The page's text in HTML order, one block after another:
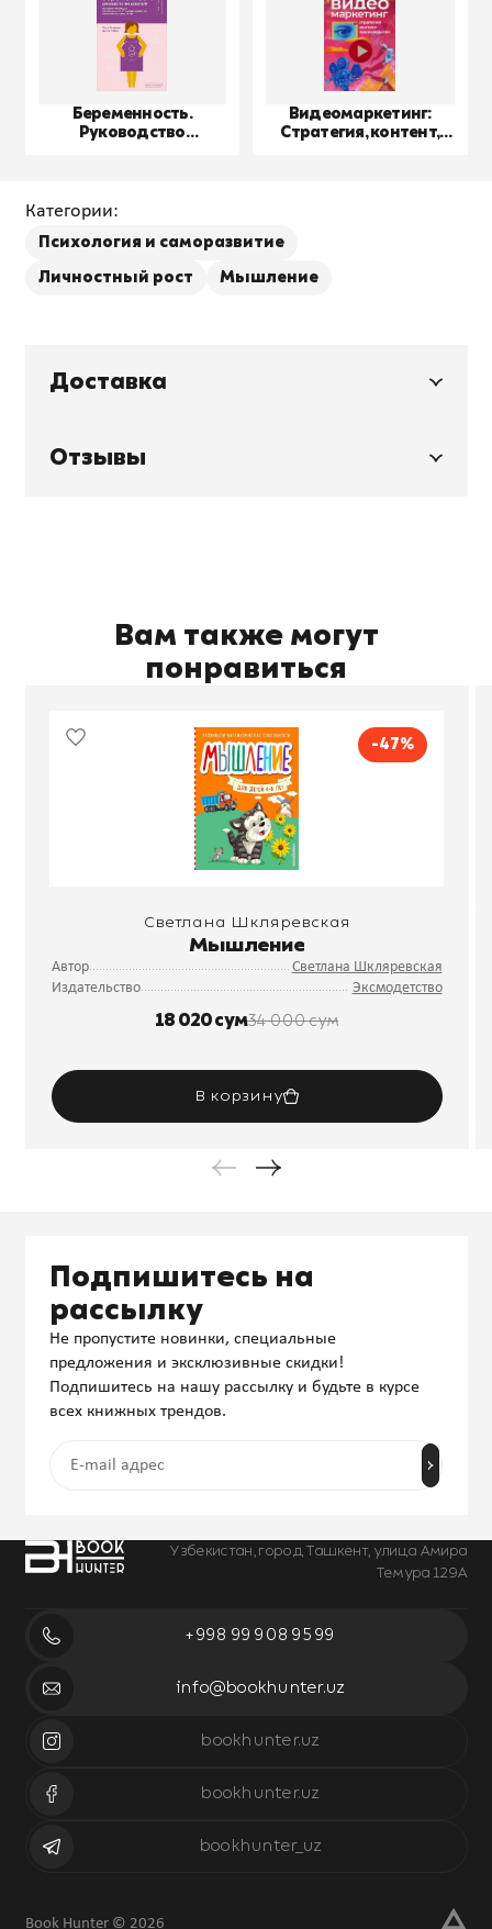
Беременность.
Руководство
Видеомаркетинг:
Стратегия, контент,
Категории:
Психология и саморазвитие
Личностный рост
Мышление
Доставка
Отзывы
Вам также могут
понравиться
-47%
Светлана Шкляревская
Мышление
Автор
Светлана Шкляревская
Издательство
Эксмодетство
18 020 сум34 000 сум
В корзину
Узбекистан, город Ташкент, улица Амира
Темура 129А
+998 99 908 95 99
info@bookhunter.uz
bookhunter.uz
bookhunter.uz
bookhunter_uz
Подпишитесь на
рассылку
Не пропустите новинки, специальные
предложения и эксклюзивные скидки!
Подпишитесь на нашу рассылку и будьте в курсе
всех книжных трендов.
Book Hunter © 2026